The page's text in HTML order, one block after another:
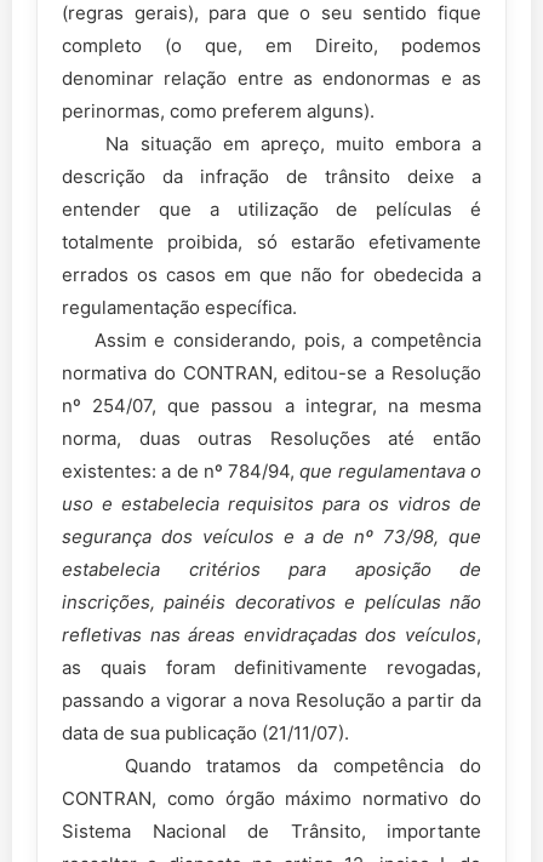
(regras gerais), para que o seu sentido fique
completo (o que, em Direito, podemos
denominar relação entre as endonormas e as
perinormas, como preferem alguns).
Na situação em apreço, muito embora a
descrição da infração de trânsito deixe a
entender que a utilização de películas é
totalmente proibida, só estarão efetivamente
errados os casos em que não for obedecida a
regulamentação específica.
Assim e considerando, pois, a competência
normativa do CONTRAN, editou-se a Resolução
nº 254/07, que passou a integrar, na mesma
norma, duas outras Resoluções até então
existentes: a de nº 784/94,que regulamentava o
uso e estabelecia requisitos para os vidros de
segurança dos veículos e a de nº 73/98, que
estabelecia critérios para aposição de
inscrições, painéis decorativos e películas não
refletivas nas áreas envidraçadas dos veículos,
as quais foram definitivamente revogadas,
passando a vigorar a nova Resolução a partir da
data de sua publicação (21/11/07).
Quando tratamos da competência do
CONTRAN, como órgão máximo normativo do
Sistema Nacional de Trânsito, importante